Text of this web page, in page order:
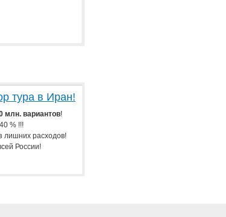
тура в Иран!
млн. вариантов!
% !!!
лишних расходов!
России!